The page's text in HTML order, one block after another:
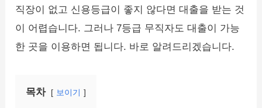
직장이 없고 신용등급이 좋지 않다면 대출을 받는 것
이 어렵습니다. 그러나 7등급 무직자도 대출이 가능
한 곳을 이용하면 됩니다. 바로 알려드리겠습니다.
목차 보이기